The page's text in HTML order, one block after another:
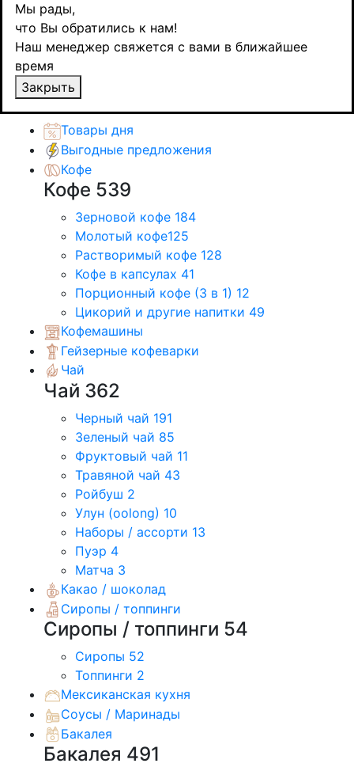
Мы рады,
что Вы обратились к нам!
Наш менеджер свяжется с вами в ближайшее
время
Закрыть
Кофе
Молотый кофе
Lavazza Qualita Rossa, молотый, 250 гр.
Назадтоваров
Каталог товаров
Товары дня
Выгодные предложения
Кофе
Кофе 539
Зерновой кофе 184
Молотый кофе125
Растворимый кофе 128
Кофе в капсулах 41
Порционный кофе (3 в 1) 12
Цикорий и другие напитки 49
Кофемашины
Гейзерные кофеварки
Чай
Чай 362
Черный чай 191
Зеленый чай 85
Фруктовый чай 11
Травяной чай 43
Ройбуш 2
Улун (oolong) 10
Наборы / ассорти 13
Пуэр 4
Матча 3
Какао / шоколад
Сиропы / топпинги
Сиропы / топпинги 54
Сиропы 52
Топпинги 2
Мексиканская кухня
Соусы / Маринады
Бакалея
Бакалея 491